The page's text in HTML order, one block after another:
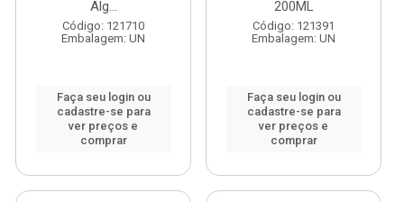
Alg...
Código: 121710
Embalagem: UN
Faça seu login ou
cadastre-se para
ver preços e
comprar
200ML
Código: 121391
Embalagem: UN
Faça seu login ou
cadastre-se para
ver preços e
comprar